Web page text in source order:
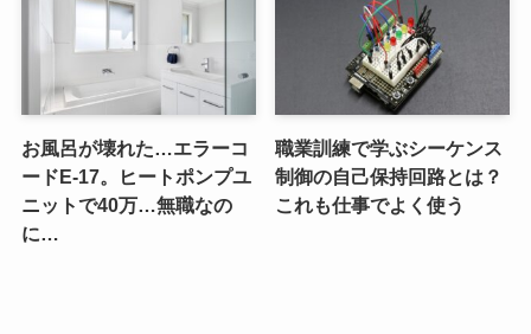
お風呂が壊れた…エラーコ
ードE-17。ヒートポンプユ
ニットで40万…無職なの
に…
職業訓練で学ぶシーケンス
制御の自己保持回路とは？
これも仕事でよく使う